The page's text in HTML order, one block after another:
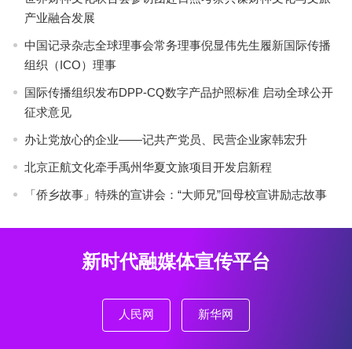
产业融合发展
中国记录杂志全球理事会常务理事倪显伟先生履新国际传播
组织（ICO）理事
国际传播组织发布DPP-CQ数字产品护照标准 启动全球公开
征求意见
办让党放心的企业——记共产党员、民营企业家韩宏升
北京正航文化牵手禹州华夏文旅项目开发启新程
「侨乡故事」特殊的宣讲会：“大师兄”回母校宣讲励志故事
新时代融媒体宣传平台
人民网 新华网